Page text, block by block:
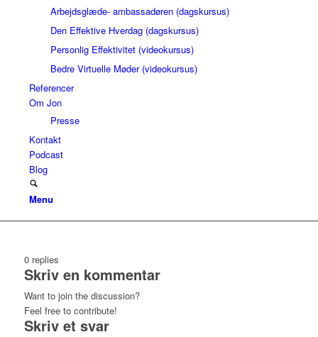
Arbejdsglæde- ambassadøren (dagskursus)
Den Effektive Hverdag (dagskursus)
Personlig Effektivitet (videokursus)
Bedre Virtuelle Møder (videokursus)
Referencer
Om Jon
Presse
Kontakt
Podcast
Blog
Menu
0 replies
Skriv en kommentar
Want to join the discussion?
Feel free to contribute!
Skriv et svar